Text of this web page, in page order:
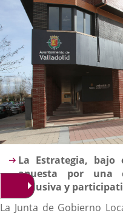
Descripción
La Estrategia, bajo
apuesta por una
inclusiva y
La Junta de Gobierno